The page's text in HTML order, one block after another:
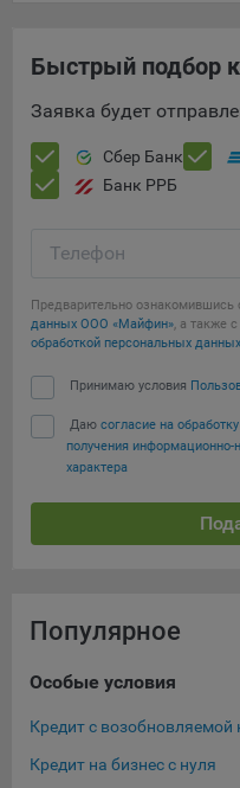
Быстрый подбор
Заявка будет
Сбер Банк
Банк РРБ
Телефон
Предварительно ознакомившись
данных ООО «Майфин», а также
обработкой персональных данных
Принимаю условия
Даю согласие на
получения
характера
Популярное
Особые условия
Кредит с возобновляемой
Кредит на бизнес с нуля